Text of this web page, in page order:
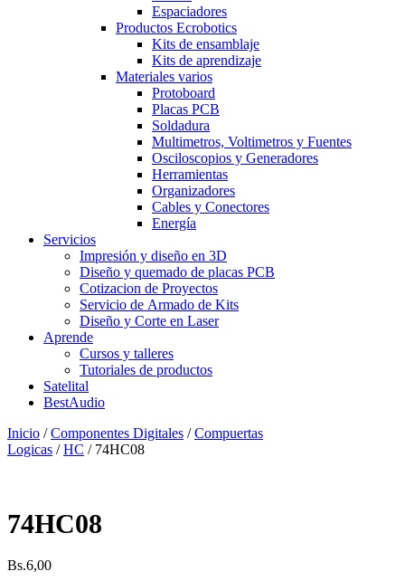
Espaciadores
Productos Ecrobotics
Kits de ensamblaje
Kits de aprendizaje
Materiales varios
Protoboard
Placas PCB
Soldadura
Multimetros, Voltimetros y Fuentes
Osciloscopios y Generadores
Herramientas
Organizadores
Cables y Conectores
Energía
Servicios
Impresión y diseño en 3D
Diseño y quemado de placas PCB
Cotizacion de Proyectos
Servicio de Armado de Kits
Diseño y Corte en Laser
Aprende
Cursos y talleres
Tutoriales de productos
Satelital
BestAudio
Inicio /Componentes Digitales /Compuertas
Logicas /HC / 74HC08
74HC08
Bs.6,00